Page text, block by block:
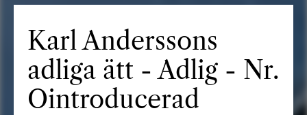
Karl Anderssons
adliga ätt - Adlig - Nr.
Ointroducerad